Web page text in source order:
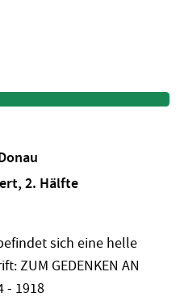
2. Hälfte
sich eine helle
ZUM GEDENKEN AN
- 1918